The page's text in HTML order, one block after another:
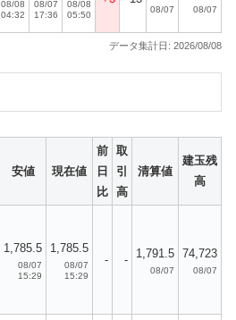
08/08
04:32
08/07
17:36
08/08
05:50
08/07 08/07
データ集計日: 2026/08/08
安値 現在値
前
日
比
取
引
高
清算値
建玉残
高
1,785.5
08/07
15:29
1,785.5
08/07
15:29
- - 1,791.5
08/07
74,723
08/07